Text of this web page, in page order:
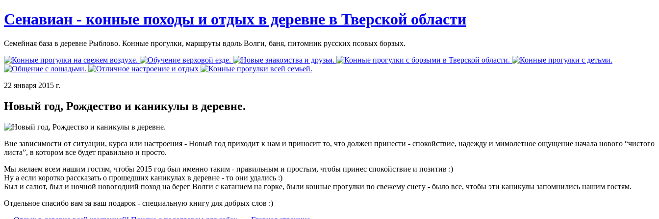
Сенавиан - конные походы и отдых в деревне в Тверской области
Семейная база в деревне Рыблово. Конные прогулки, маршруты вдоль Волги, баня, питомник русских псовых борзых.
22 января 2015 г.
Новый год, Рождество и каникулы в деревне.
Вне зависимости от ситуации, курса или настроения - Новый год приходит к нам и приносит то, что должен принести - спокойствие, надежду и мимолетное ощущение начала нового “чистого
листа”, в котором все будет правильно и просто.
Мы желаем всем нашим гостям, чтобы 2015 год был именно таким - правильным и простым, чтобы принес спокойствие и позитив :)
Ну а если коротко рассказать о прошедших каникулах в деревне - то они удались :)
Был и салют, был и ночной новогодний поход на берег Волги с катанием на горке, были конные прогулки по свежему снегу - было все, чтобы эти каникулы запомнились нашим гостям.
Отдельное спасибо вам за ваш подарок - специальную книгу для добрых слов :)